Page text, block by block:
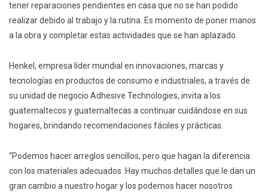
tener reparaciones pendientes en casa que no se han podido
realizar debido al trabajo y la rutina. Es momento de poner manos
a la obra y completar estas actividades que se han aplazado.
Henkel, empresa líder mundial en innovaciones, marcas y
tecnologías en productos de consumo e industriales, a través de
su unidad de negocio Adhesive Technologies, invita a los
guatemaltecos y guatemaltecas a continuar cuidándose en sus
hogares, brindando recomendaciones fáciles y prácticas.
“Podemos hacer arreglos sencillos, pero que hagan la diferencia
con los materiales adecuados. Hay muchos detalles que le dan un
gran cambio a nuestro hogar y los podemos hacer nosotros